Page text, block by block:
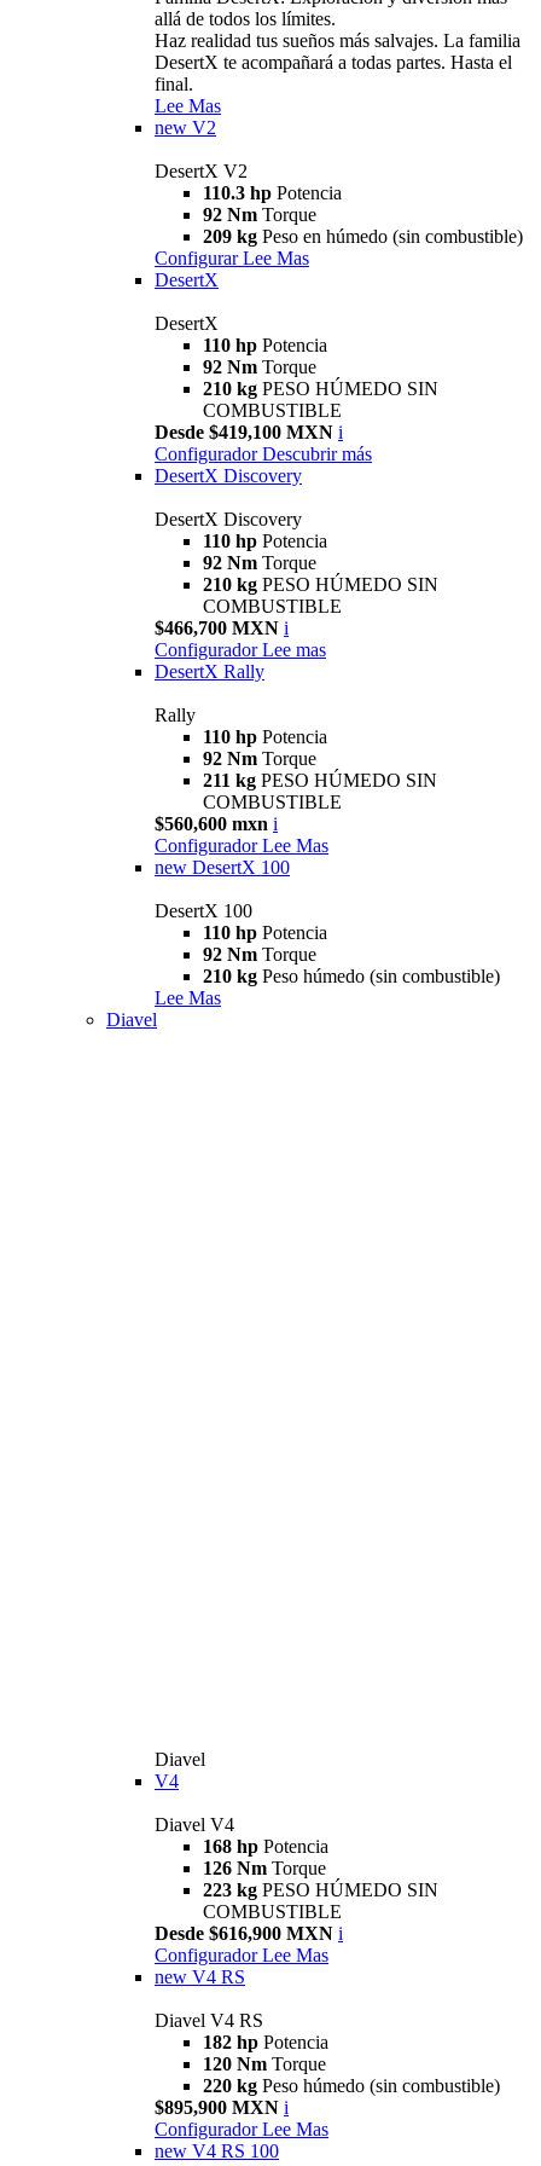
allá de todos los límites.
Haz realidad tus sueños más salvajes. La familia
DesertX te acompañará a todas partes. Hasta el
final.
Lee Mas
new V2
DesertX V2
110.3 hp Potencia
92 Nm Torque
209 kg Peso en húmedo (sin combustible)
Configurar Lee Mas
DesertX
DesertX
110 hp Potencia
92 Nm Torque
210 kg PESO HÚMEDO SIN
COMBUSTIBLE
Desde $419,100 MXN i
Configurador Descubrir más
DesertX Discovery
DesertX Discovery
110 hp Potencia
92 Nm Torque
210 kg PESO HÚMEDO SIN
COMBUSTIBLE
$466,700 MXN i
Configurador Lee mas
DesertX Rally
Rally
110 hp Potencia
92 Nm Torque
211 kg PESO HÚMEDO SIN
COMBUSTIBLE
$560,600 mxn i
Configurador Lee Mas
new DesertX 100
DesertX 100
110 hp Potencia
92 Nm Torque
210 kg Peso húmedo (sin combustible)
Lee Mas
Diavel
Diavel
V4
Diavel V4
168 hp Potencia
126 Nm Torque
223 kg PESO HÚMEDO SIN
COMBUSTIBLE
Desde $616,900 MXN i
Configurador Lee Mas
new V4 RS
Diavel V4 RS
182 hp Potencia
120 Nm Torque
220 kg Peso húmedo (sin combustible)
$895,900 MXN i
Configurador Lee Mas
new V4 RS 100